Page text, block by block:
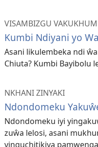
VISAMBIZGU
Kumbi Ndiyani yo
Asani likulembeka ndi
Chiuta? Kumbi Bayibolu
NKHANI ZINYAKI
Ndondomeku
Ndondomeku iyi
zuŵa lelosi, asani
vinguchitikiya